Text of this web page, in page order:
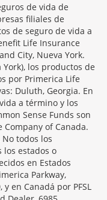
de vida de
filiales de
de seguro de vida a
Life Insurance
City, Nueva York.
los productos de
por Primerica Life
Duluth, Georgia. En
a término y los
Sense Funds son
of Canada.
todos los
estados o
en Estados
Parkway,
en Canadá por PFSL